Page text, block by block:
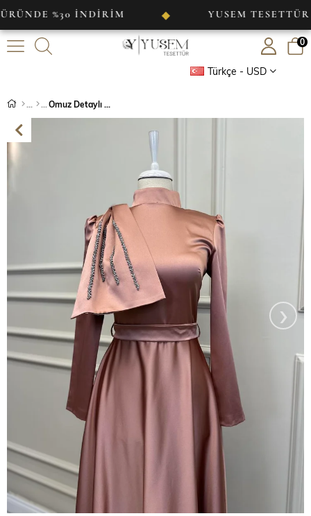
%30 İNDİRİM ◆ YUSEM TESETTÜR ◆
Türkçe - USD
0
Omuz Detaylı Saten Abiye Kiremit
›